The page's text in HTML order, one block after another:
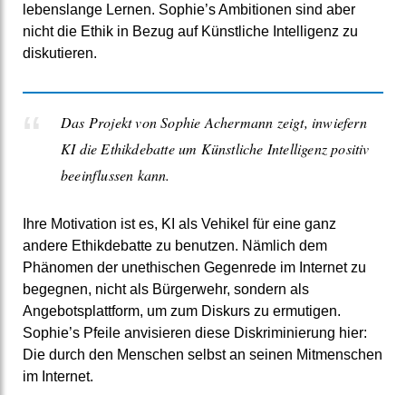
lebenslange Lernen. Sophie’s Ambitionen sind aber
nicht die Ethik in Bezug auf Künstliche Intelligenz zu
diskutieren.
Das Projekt von Sophie Achermann zeigt, inwiefern
KI die Ethikdebatte um Künstliche Intelligenz positiv
beeinflussen kann.
Ihre Motivation ist es, KI als Vehikel für eine ganz
andere Ethikdebatte zu benutzen. Nämlich dem
Phänomen der unethischen Gegenrede im Internet zu
begegnen, nicht als Bürgerwehr, sondern als
Angebotsplattform, um zum Diskurs zu ermutigen.
Sophie’s Pfeile anvisieren diese Diskriminierung hier:
Die durch den Menschen selbst an seinen Mitmenschen
im Internet.